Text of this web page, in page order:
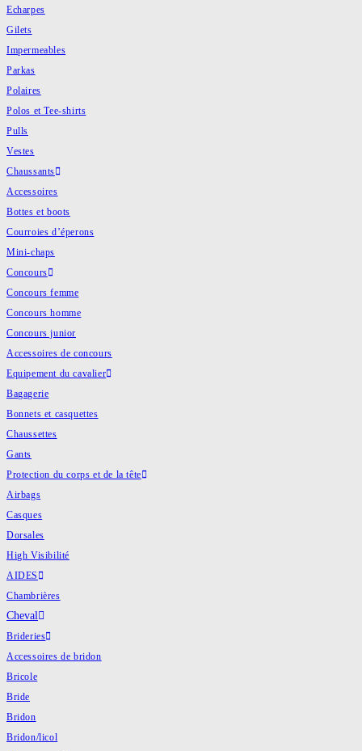
Echarpes
Gilets
Impermeables
Parkas
Polaires
Polos et Tee-shirts
Pulls
Vestes
Chaussants
Accessoires
Bottes et boots
Courroies d’éperons
Mini-chaps
Concours
Concours femme
Concours homme
Concours junior
Accessoires de concours
Equipement du cavalier
Bagagerie
Bonnets et casquettes
Chaussettes
Gants
Protection du corps et de la tête
Airbags
Casques
Dorsales
High Visibilité
AIDES
Chambrières
Cheval
Brideries
Accessoires de bridon
Bricole
Bride
Bridon
Bridon/licol